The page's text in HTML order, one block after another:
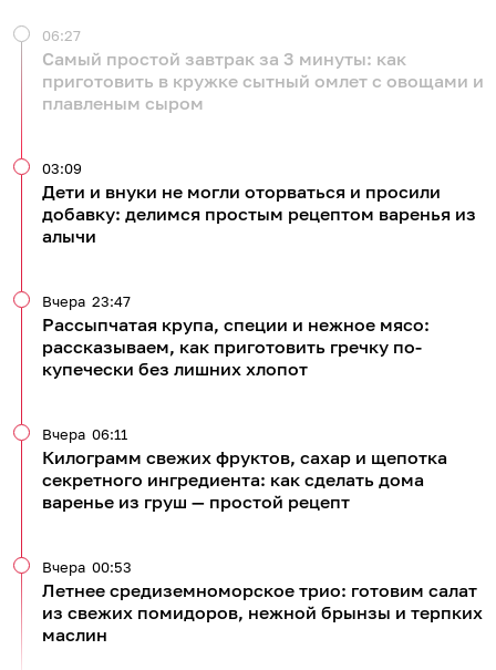
Самый простой завтрак за 3 минуты: как
приготовить в кружке сытный омлет с овощами и
плавленым сыром
06:27
Дети и внуки не могли оторваться и просили
добавку: делимся простым рецептом варенья из
алычи
03:09
Рассыпчатая крупа, специи и нежное мясо:
рассказываем, как приготовить гречку по-
купечески без лишних хлопот
Вчера 23:47
Килограмм свежих фруктов, сахар и щепотка
секретного ингредиента: как сделать дома
варенье из груш — простой рецепт
Вчера 06:11
Летнее средиземноморское трио: готовим салат
из свежих помидоров, нежной брынзы и терпких
маслин
Вчера 00:53